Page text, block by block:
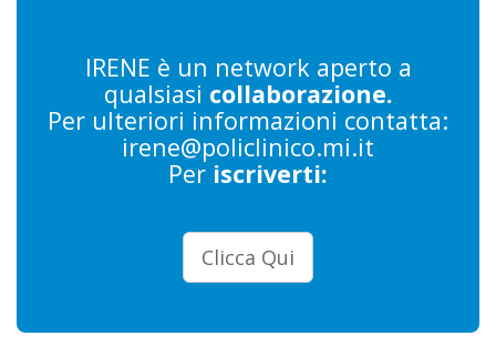
IRENE è un network aperto a
qualsiasi collaborazione.
Per ulteriori informazioni contatta:
irene@policlinico.mi.it
Per iscriverti:
Clicca Qui